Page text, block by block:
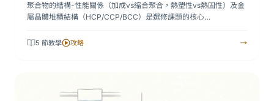
聚合物的結構-性能關係（加成vs縮合聚合，熱塑性vs熱固性）及金
屬晶體堆積結構（HCP/CCP/BCC）是選修課題的核心…
5 節教學 攻略 →